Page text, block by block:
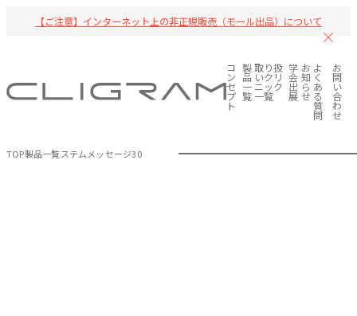
【ご注意】インターネット上の非正規販売（モール出品）について
コ
ン
セ
プ
ト
製
品
一
覧
取り扱
いクリ
ニック
一覧
学
会
出
展
お
知
ら
せ
よ
く
あ
る
質
問
お
問
い
合
わ
せ
TOP製品一覧ステムメッセージ30